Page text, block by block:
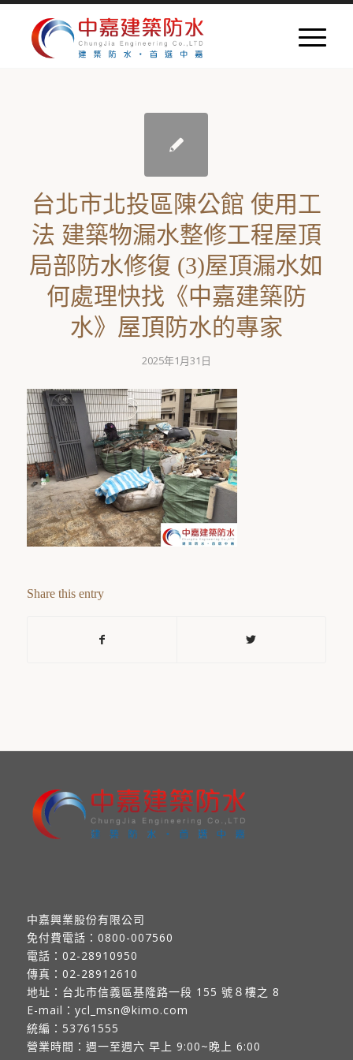
台北市北投區陳公館 使用工
法 建築物漏水整修工程屋頂
局部防水修復 (3)屋頂漏水如
何處理快找《中嘉建築防
水》屋頂防水的專家
2025年1月31日
Share this entry
中嘉興業股份有限公司
免付費電話： 0800-007560
電話： 02-28910950
傳真： 02-28912610
地址： 台北市信義區基隆路一段 155 號８樓之 8
E-mail： ycl_msn@kimo.com
統編：53761555
營業時間：週一至週六 早上 9:00~晚上 6:00